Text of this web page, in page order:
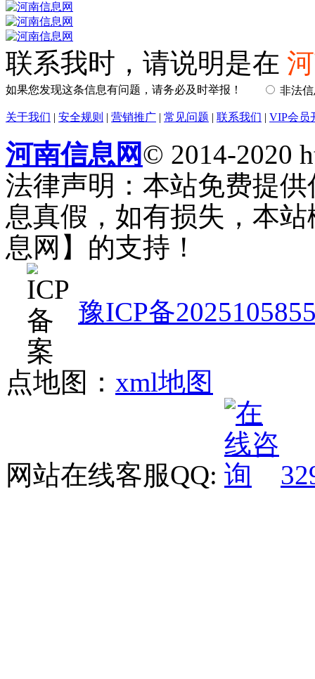
联系我时，请说明是在
如果您发现这条信息有问题，请务必及时举报！ 非法
关于我们 | 安全规则 | 营销推广 | 常见问题 | 联系我们 | VIP会员
河南信息网© 2014-2020
法律声明：本站免费提
息真假，如有损失，本
息网】的支持！
豫ICP备
点地图： xml地图
网站在线客服QQ: